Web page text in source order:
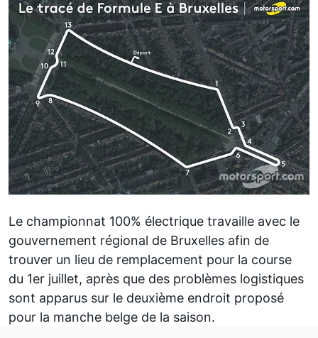
Le championnat 100% électrique travaille avec le
gouvernement régional de Bruxelles afin de
trouver un lieu de remplacement pour la course
du 1er juillet, après que des problèmes logistiques
sont apparus sur le deuxième endroit proposé
pour la manche belge de la saison.